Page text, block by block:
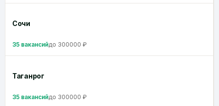
Сочи
35 вакансийдо 300000 ₽
Таганрог
35 вакансийдо 300000 ₽